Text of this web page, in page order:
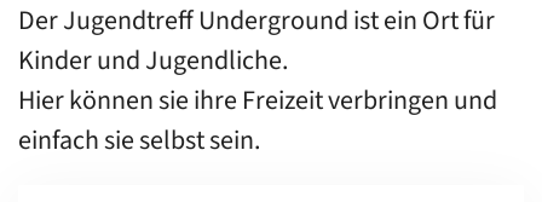
Der Jugendtreff Underground ist ein Ort für
Kinder und Jugendliche.
Hier können sie ihre Freizeit verbringen und
einfach sie selbst sein.